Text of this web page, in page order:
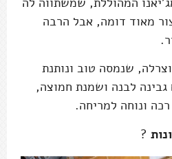
מאוד דומה, אבל הרבה
שנמסה טוב ונותנת
לבנה ושמנת חמוצה,
ונוחה למריחה.
?